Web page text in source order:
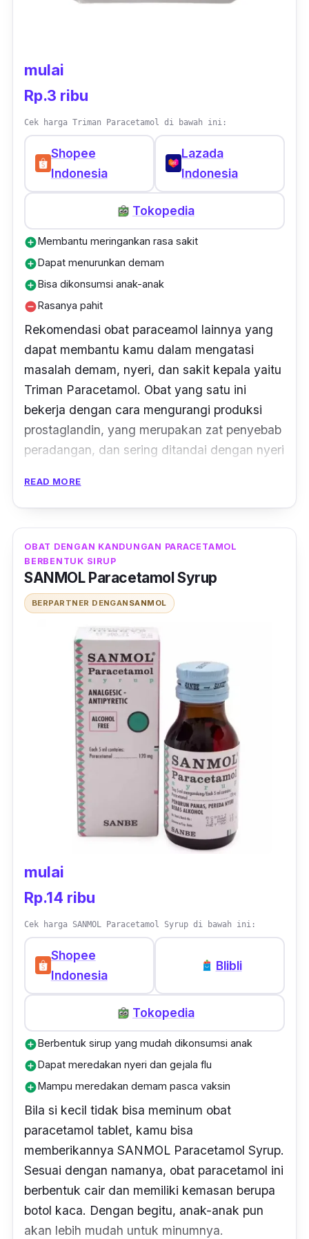
mulai
Rp.3 ribu
Cek harga Triman Paracetamol di bawah ini:
Shopee
Indonesia
Lazada
Indonesia
Tokopedia
add_circleMembantu meringankan rasa sakit
add_circleDapat menurunkan demam
add_circleBisa dikonsumsi anak-anak
remove_circleRasanya pahit
Rekomendasi obat paraceamol lainnya yang
dapat membantu kamu dalam mengatasi
masalah demam, nyeri, dan sakit kepala yaitu
Triman Paracetamol. Obat yang satu ini
bekerja dengan cara mengurangi produksi
prostaglandin, yang merupakan zat penyebab
peradangan, dan sering ditandai dengan nyeri
Sama seperti merk obat sebelumnya, dalam 1
tablet terdapat kandungan 500 gram
paracetamol yang memiliki sifat antipiretik
dan analgesik, yang membuatnya ampuh
Memiliki bentuk obat yang memanjang
dengan ukuran sedang, obat ini juga bisa
dikonsumsi oleh anak-anak, sesuai dengan
dosis yang dianjurkan pada kemasan.
READ MORE
OBAT DENGAN KANDUNGAN PARACETAMOL
BERBENTUK SIRUP
SANMOL Paracetamol Syrup
BERPARTNER DENGAN SANMOL
mulai
Rp.14 ribu
Cek harga SANMOL Paracetamol Syrup di bawah ini:
Shopee
Indonesia
Blibli
Tokopedia
add_circleBerbentuk sirup yang mudah dikonsumsi anak
add_circleDapat meredakan nyeri dan gejala flu
add_circleMampu meredakan demam pasca vaksin
Bila si kecil tidak bisa meminum obat
paracetamol tablet, kamu bisa
memberikannya SANMOL Paracetamol Syrup.
Sesuai dengan namanya, obat paracetamol ini
berbentuk cair dan memiliki kemasan berupa
botol kaca. Dengan begitu, anak-anak pun
akan lebih mudah untuk minumnya.